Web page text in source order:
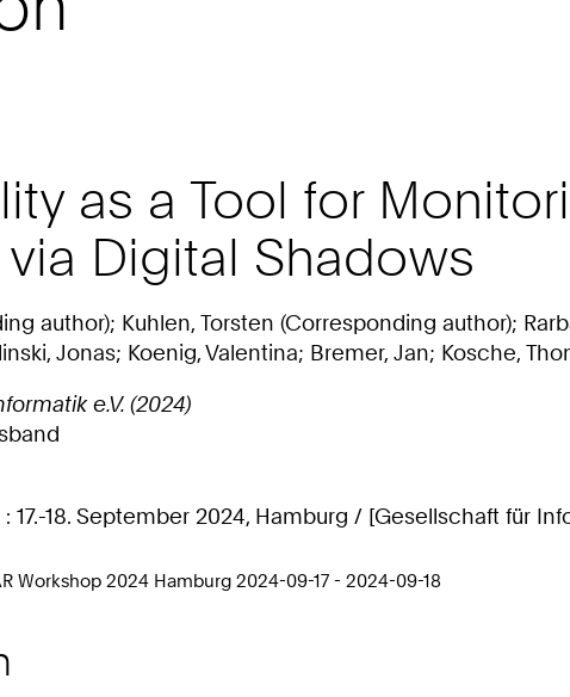
as a Tool for
Digital Shadows
author); Kuhlen, Torsten (Corresponding author);
Jonas; Koenig, Valentina; Bremer, Jan; Kosche,
e.V. (2024)
17.-18. September 2024, Hamburg / [Gesellschaft für
Workshop 2024 Hamburg 2024-09-17 - 2024-09-18